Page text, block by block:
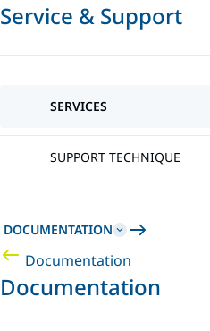
Service & Support
SERVICES
SUPPORT TECHNIQUE
DOCUMENTATION
Documentation
Documentation